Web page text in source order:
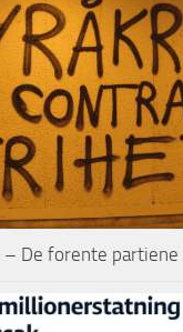
– De forente partiene